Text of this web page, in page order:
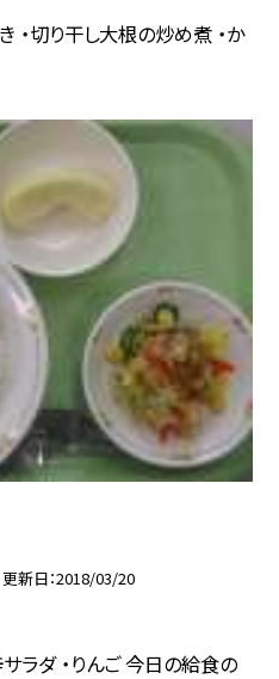
・切り干し大根の炒め煮 ・か
更新日 2018/03/20
サラダ ・りんご 今日の給食の